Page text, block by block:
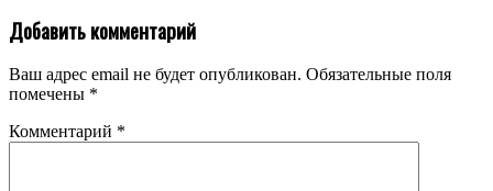
Добавить комментарий
Ваш адрес email не будет опубликован. Обязательные поля
помечены *
Комментарий *